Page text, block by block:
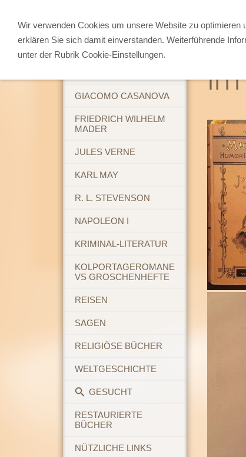
ABENTEUERBÜCHER
GIACOMO CASANOVA
FRIEDRICH WILHELM
MADER
JULES VERNE
KARL MAY
R. L. STEVENSON
NAPOLEON I
KRIMINAL-LITERATUR
KOLPORTAGEROMANE
VS GROSCHENHEFTE
REISEN
SAGEN
RELIGIÖSE BÜCHER
WELTGESCHICHTE
GESUCHT
RESTAURIERTE
BÜCHER
NÜTZLICHE LINKS
Wir verwenden Cookies um unsere Website zu optimieren
erklären Sie sich damit einverstanden. Weiterführende
unter der Rubrik Cookie-Einstellungen.